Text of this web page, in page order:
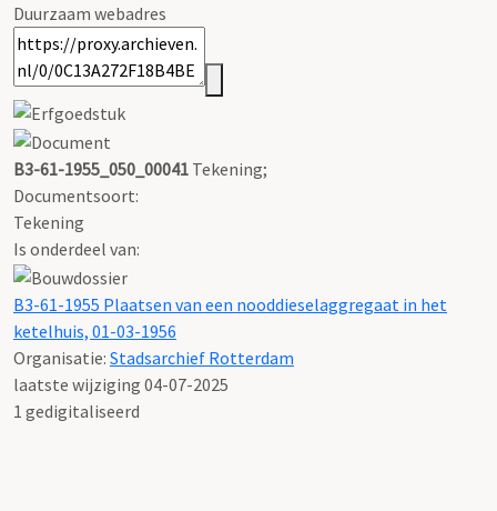
Duurzaam webadres
B3-61-1955_050_00041 Tekening;
Documentsoort:
Tekening
Is onderdeel van:
B3-61-1955 Plaatsen van een nooddieselaggregaat in het
ketelhuis, 01-03-1956
Organisatie: Stadsarchief Rotterdam
laatste wijziging 04-07-2025
1 gedigitaliseerd